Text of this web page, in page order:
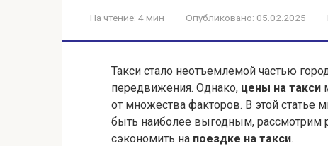
На чтение: 4 мин Опубликовано: 05.02.2025
Такси стало неотъемлемой частью
передвижения. Однако, цены на такси
от множества факторов. В этой статье
быть наиболее выгодным, рассмотрим
сэкономить на поездке на такси.